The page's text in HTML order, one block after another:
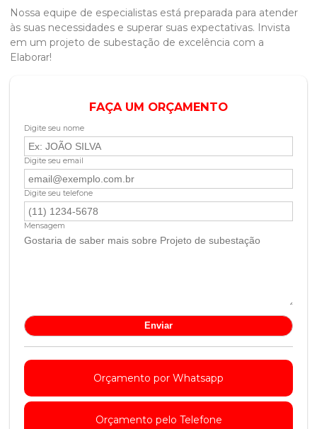
Nossa equipe de especialistas está preparada para atender
às suas necessidades e superar suas expectativas. Invista
em um projeto de subestação de excelência com a
Elaborar!
FAÇA UM ORÇAMENTO
Digite seu nome
Digite seu email
Digite seu telefone
Mensagem
Orçamento por Whatsapp
Orçamento pelo Telefone